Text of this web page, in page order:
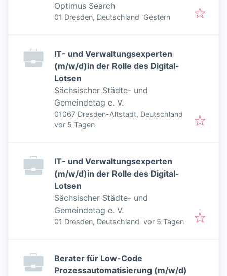
Optimus Search
01 Dresden, Deutschland Veröffentlicht
Gestern
IT- und Verwaltungsexperten
(m/w/d)in der Rolle des Digital-
Lotsen
Sächsischer Städte- und
Gemeindetag e. V.
01067 Dresden-Altstadt, Deutschland
Veröffentlicht
vor 5 Tagen
IT- und Verwaltungsexperten
(m/w/d)in der Rolle des Digital-
Lotsen
Sächsischer Städte- und
Gemeindetag e. V.
01 Dresden, Deutschland Veröffentlicht
vor 5 Tagen
Berater für Low-Code
Prozessautomatisierung (m/w/d)